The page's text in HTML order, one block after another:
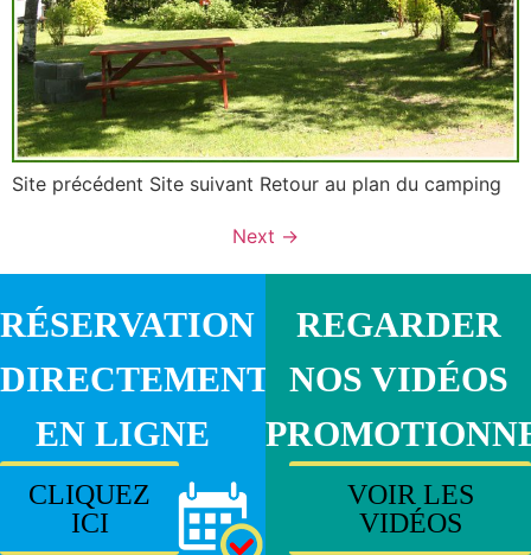
Site précédent Site suivant Retour au plan du camping
Next →
RÉSERVATION
DIRECTEMENT
EN LIGNE
CLIQUEZ
ICI
REGARDER
NOS VIDÉOS
VOIR LES
VIDÉOS